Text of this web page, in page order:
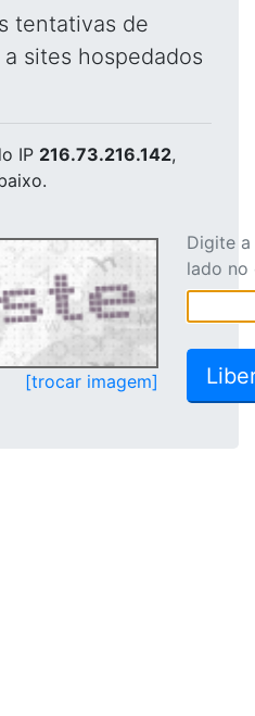
tentativas de
sites hospedados
IP 216.73.216.142,
[trocar imagem]
Digite
lado no